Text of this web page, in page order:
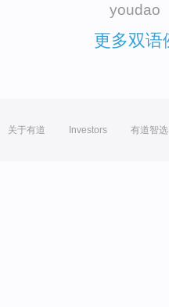
youdao
更多双语
关于有道 Investors 有道智选